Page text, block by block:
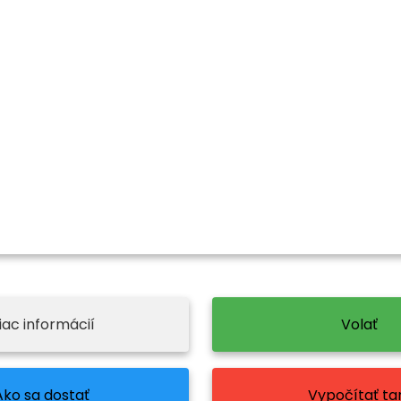
informácií Volať
sa dostať Vypočítať